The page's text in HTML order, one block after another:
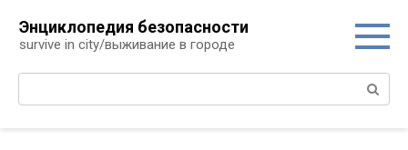
контенту
Энциклопедия безопасности
survive in city/выживание в городе
Поиск: